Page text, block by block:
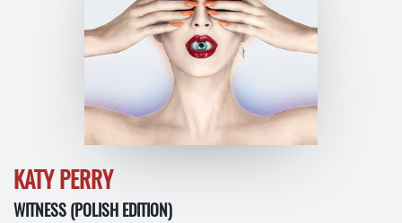
KATY PERRY
WITNESS (POLISH EDITION)